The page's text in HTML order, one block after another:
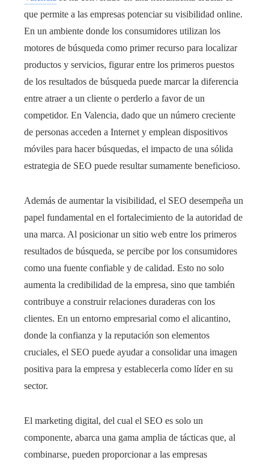
que permite a las empresas potenciar su visibilidad online.
En un ambiente donde los consumidores utilizan los
motores de búsqueda como primer recurso para localizar
productos y servicios, figurar entre los primeros puestos
de los resultados de búsqueda puede marcar la diferencia
entre atraer a un cliente o perderlo a favor de un
competidor. En Valencia, dado que un número creciente
de personas acceden a Internet y emplean dispositivos
móviles para hacer búsquedas, el impacto de una sólida
estrategia de SEO puede resultar sumamente beneficioso.
Además de aumentar la visibilidad, el SEO desempeña un
papel fundamental en el fortalecimiento de la autoridad de
una marca. Al posicionar un sitio web entre los primeros
resultados de búsqueda, se percibe por los consumidores
como una fuente confiable y de calidad. Esto no solo
aumenta la credibilidad de la empresa, sino que también
contribuye a construir relaciones duraderas con los
clientes. En un entorno empresarial como el alicantino,
donde la confianza y la reputación son elementos
cruciales, el SEO puede ayudar a consolidar una imagen
positiva para la empresa y establecerla como líder en su
sector.
El marketing digital, del cual el SEO es solo un
componente, abarca una gama amplia de tácticas que, al
combinarse, pueden proporcionar a las empresas